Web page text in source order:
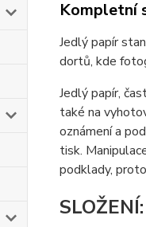
Kompletní
Jedlý papír
dortů, kde
Jedlý papír,
také na
oznámení a
tisk.
podklady,
SLOŽENÍ: